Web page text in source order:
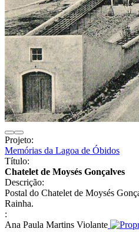
Projeto:
Memórias da Lagoa de Óbidos
Título:
Chatelet de Moysés Gonçalves
Descrição:
Postal do Chatelet de Moysés
Rainha.
:
Ana Paula Martins Violante